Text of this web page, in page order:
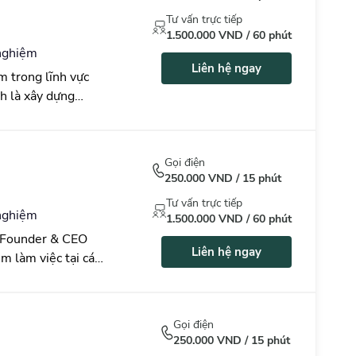
trong lĩnh vực
là xây dựng
từng đảm nhận
đoàn lớn như
của Vua
Bắc của FE
Tư vấn trực tiếp
1.500.000 VND /60 phút
Liên hệ ngay
& CEO
làm việc tại các
Phương
Gọi điện
250.000 VND / 15 phút
Tư vấn trực tiếp
1.500.000 VND /60 phút
Liên hệ ngay
Gọi điện
250.000 VND / 15 phút